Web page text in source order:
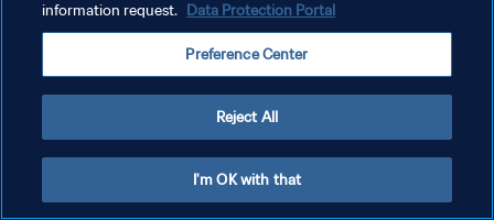
개인정보 보호정책
쿠키 기본 설정 관리
Copyright © 1994 - 2026 FIFA. All rights reserved.
information request. Data Protection Portal
Preference Center
Reject All
I'm OK with that